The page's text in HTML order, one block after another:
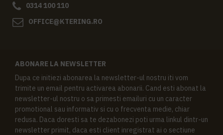
0314 100 110
OFFICE@KTERING.RO
ABONARE LA NEWSLETTER
Dupa ce initiezi abonarea la newsletter-ul nostru iti vom
trimite un email pentru activarea abonarii. Cand esti abonat la
newsletter-ul nostru o sa primesti emailuri cu un caracter
promotional sau informativ si cu o frecventa medie, chiar
redusa. Daca doresti sa te dezabonezi poti urma linkul dintr-un
newsletter primit, daca esti client inregistrat ai o sectiune